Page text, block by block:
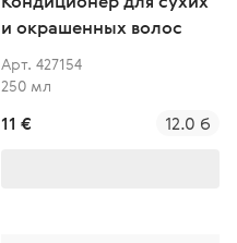
и окрашенных волос
Арт. 427154
250 мл
11 € 12.0 б